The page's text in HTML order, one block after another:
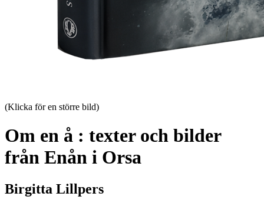
(Klicka för en större bild)
Om en å : texter och bilder
från Enån i Orsa
Birgitta Lillpers